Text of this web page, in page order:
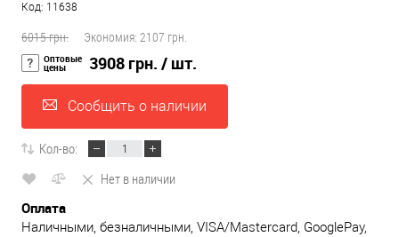
Код: 11638
6015 грн. Экономия: 2107 грн.
Оптовые
цены 3908 грн. / шт.
Сообщить о наличии
Кол-во:
Нет в наличии
Оплата
Наличными, безналичными, VISA/Mastercard, GooglePay,